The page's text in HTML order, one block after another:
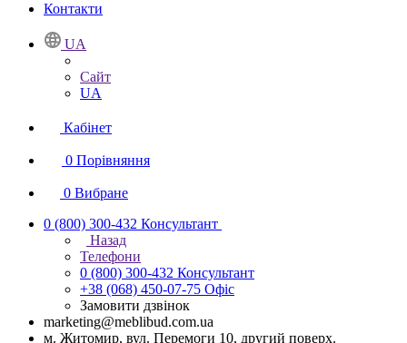
Контакти
UA
Сайт
UA
Кабінет
0 Порівняння
0 Вибране
0 (800) 300-432 Консультант
Назад
Телефони
0 (800) 300-432 Консультант
+38 (068) 450-07-75 Офіс
Замовити дзвінок
marketing@meblibud.com.ua
м. Житомир, вул. Перемоги 10, другий поверх.